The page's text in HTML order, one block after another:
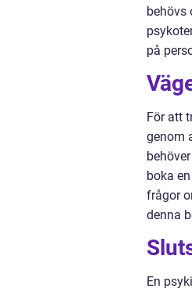
behövs
på
För att
genom
boka
frågor
denna
En